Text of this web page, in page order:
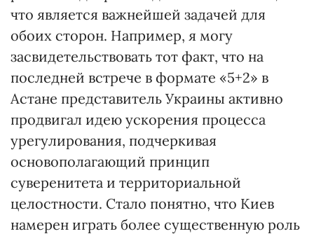
что является важнейшей задачей для
обоих сторон. Например, я могу
засвидетельствовать тот факт, что на
последней встрече в формате «5+2» в
Астане представитель Украины активно
продвигал идею ускорения процесса
урегулирования, подчеркивая
основополагающий принцип
суверенитета и территориальной
целостности. Стало понятно, что Киев
намерен играть более существенную роль